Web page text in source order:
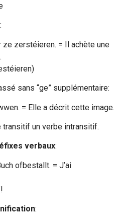
ze zerstéieren. = Il achète une
sans “ge” supplémentaire:
= Elle a décrit cette image.
un verbe intransitif.
verbaux:
ofbestallt. = J’ai
: